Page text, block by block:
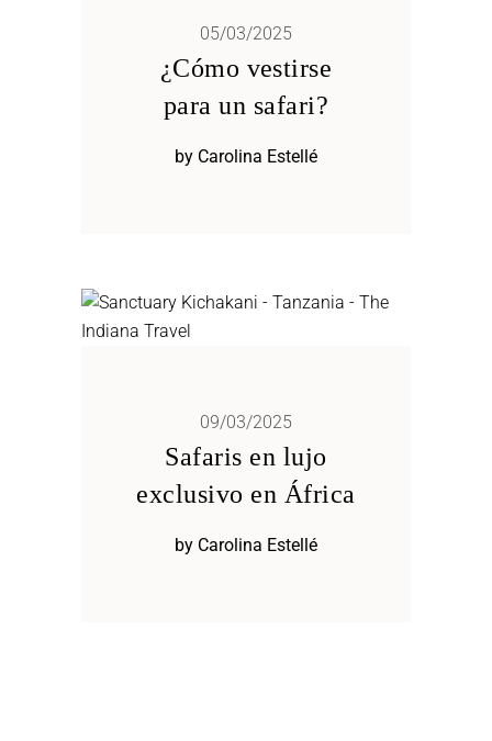
05/03/2025
¿Cómo vestirse
para un safari?
by Carolina Estellé
09/03/2025
Safaris en lujo
exclusivo en África
by Carolina Estellé